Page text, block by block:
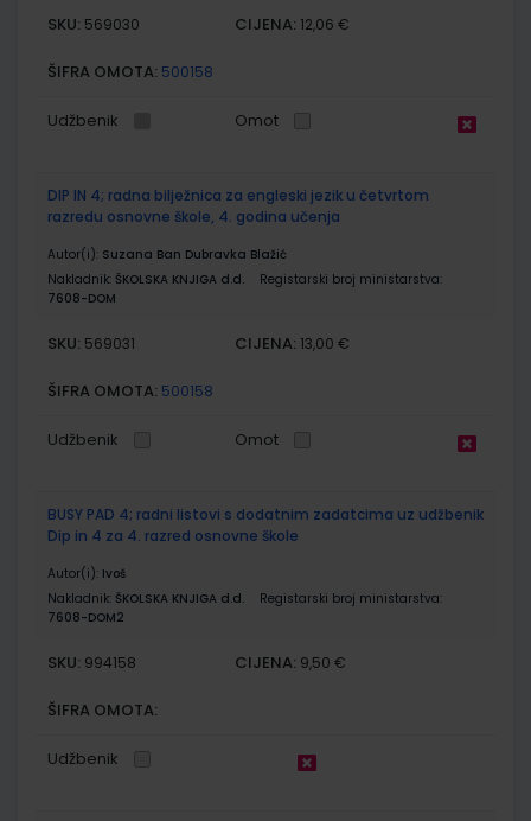
SKU: 569030 CIJENA: 12,06 €
ŠIFRA OMOTA: 500158
Udžbenik Omot
DIP IN 4; radna bilježnica za engleski jezik u četvrtom
razredu osnovne škole, 4. godina učenja
Autor(i): Suzana Ban Dubravka Blažić
Nakladnik: ŠKOLSKA KNJIGA d.d.
Registarski broj ministarstva:
7608-DOM
SKU: 569031 CIJENA: 13,00 €
ŠIFRA OMOTA: 500158
Udžbenik Omot
BUSY PAD 4; radni listovi s dodatnim zadatcima uz udžbenik
Dip in 4 za 4. razred osnovne škole
Autor(i): Ivoš
Nakladnik: ŠKOLSKA KNJIGA d.d.
Registarski broj ministarstva:
7608-DOM2
SKU: 994158 CIJENA: 9,50 €
ŠIFRA OMOTA:
Udžbenik